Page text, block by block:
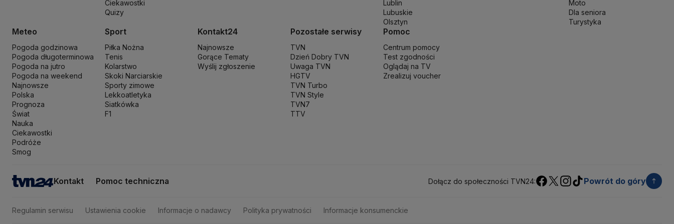
Rzecznik Praw Obywatelskich Sąd apelacyjny
Senat RP
Sojusz Lewicy Demokratycznej Straż pożarna
Szymon Hołownia
Tadeusz RydzykTikTok Tobiasz BocheńskiTrybunał Konstytucyjny Trzecia Droga TSUEUchodźcy UkrainaUnia Europejska
Ciekawostki
Quizy
Lublin
Lubuskie
Olsztyn
Moto
Dla seniora
Turystyka
Meteo
Pogoda godzinowa
Pogoda długoterminowa
Pogoda na jutro
Pogoda na weekend
Najnowsze
Polska
Prognoza
Świat
Nauka
Ciekawostki
Podróże
Smog
Sport
Piłka Nożna
Tenis
Kolarstwo
Skoki Narciarskie
Sporty zimowe
Lekkoatletyka
Siatkówka
F1
Kontakt24
Najnowsze
Gorące Tematy
Wyślij zgłoszenie
Pozostałe serwisy
TVN
Dzień Dobry TVN
Uwaga TVN
HGTV
TVN Turbo
TVN Style
TVN7
TTV
Pomoc
Centrum pomocy
Test zgodności
Oglądaj na TV
Zrealizuj voucher
Kontakt Pomoc techniczna Dołącz do społeczności TVN24: Powrót do góry
Regulamin serwisu Ustawienia cookie Informacje o nadawcy Polityka prywatności Informacje konsumenckie